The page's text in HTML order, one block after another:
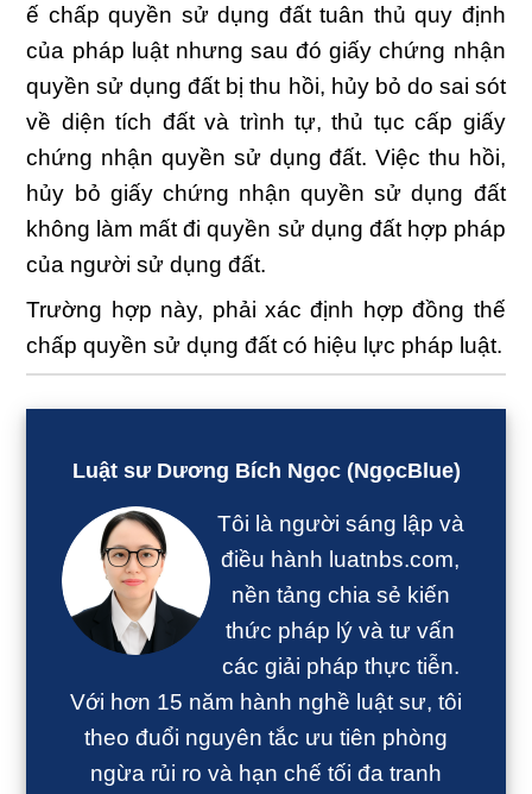
ế chấp quyền sử dụng đất tuân thủ quy định
của pháp luật nhưng sau đó giấy chứng nhận
quyền sử dụng đất bị thu hồi, hủy bỏ do sai sót
về diện tích đất và trình tự, thủ tục cấp giấy
chứng nhận quyền sử dụng đất. Việc thu hồi,
hủy bỏ giấy chứng nhận quyền sử dụng đất
không làm mất đi quyền sử dụng đất hợp pháp
của người sử dụng đất.
Trường hợp này, phải xác định hợp đồng thế
chấp quyền sử dụng đất có hiệu lực pháp luật.
chínhLuật sư Dương Bích Ngọc (NgọcBlue)
Tôi là người sáng lập và
điều hành luatnbs.com,
nền tảng chia sẻ kiến
thức pháp lý và tư vấn
các giải pháp thực tiễn.
Với hơn 15 năm hành nghề luật sư, tôi
theo đuổi nguyên tắc ưu tiên phòng
ngừa rủi ro và hạn chế tối đa tranh